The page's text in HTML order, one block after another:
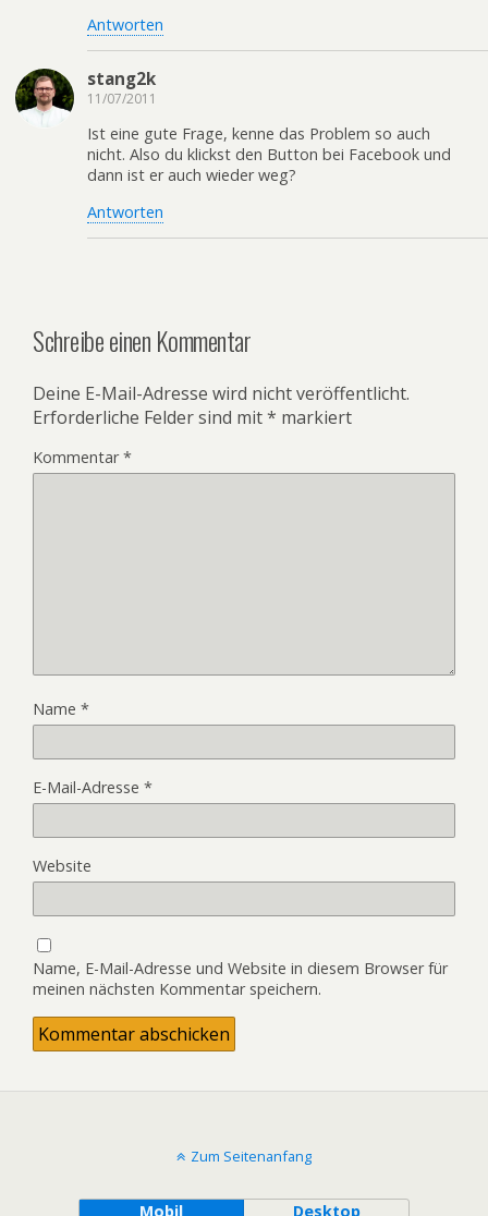
Antworten
stang2k
11/07/2011
Ist eine gute Frage, kenne das Problem so auch
nicht. Also du klickst den Button bei Facebook und
dann ist er auch wieder weg?
Antworten
Schreibe einen Kommentar
Deine E-Mail-Adresse wird nicht veröffentlicht.
Erforderliche Felder sind mit* markiert
Kommentar*
Name *
E-Mail-Adresse *
Website
Name, E-Mail-Adresse und Website in diesem Browser für
meinen nächsten Kommentar speichern.
Zum Seitenanfang
Mobil Desktop